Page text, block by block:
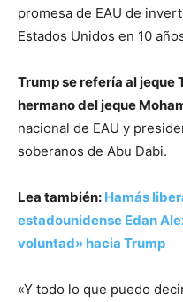
promesa de EAU de
Estados Unidos en 10
Trump se refería al jeque
hermano del jeque
nacional de EAU y
soberanos de Abu Dabi.
Lea también: Hamás
estadounidense Edan
voluntad» hacia Trump
«Y todo lo que puedo